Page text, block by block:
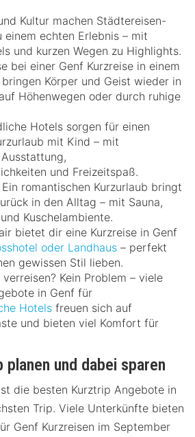
Kultur machen Städtereisen-
einem echten Erlebnis – mit
und kurzen Wegen zu Highlights.
bei einer Genf Kurzreise in einem
Körper und Geist wieder in
Höhenwegen oder durch ruhige
Hotels sorgen für einen
mit Kind – mit
und Freizeitspaß.
romantischen Kurzurlaub bringt
in den Alltag – mit Sauna,
Kuschelambiente.
bietet dir eine Kurzreise in Genf
oder Landhaus – perfekt
gewissen Stil lieben.
Kein Problem – viele
in Genf für
Hotels freuen sich auf
und bieten viel Komfort für
planen und dabei sparen
die besten Kurztrip Angebote in
Trip. Viele Unterkünfte bieten
Genf Kurzreisen im September